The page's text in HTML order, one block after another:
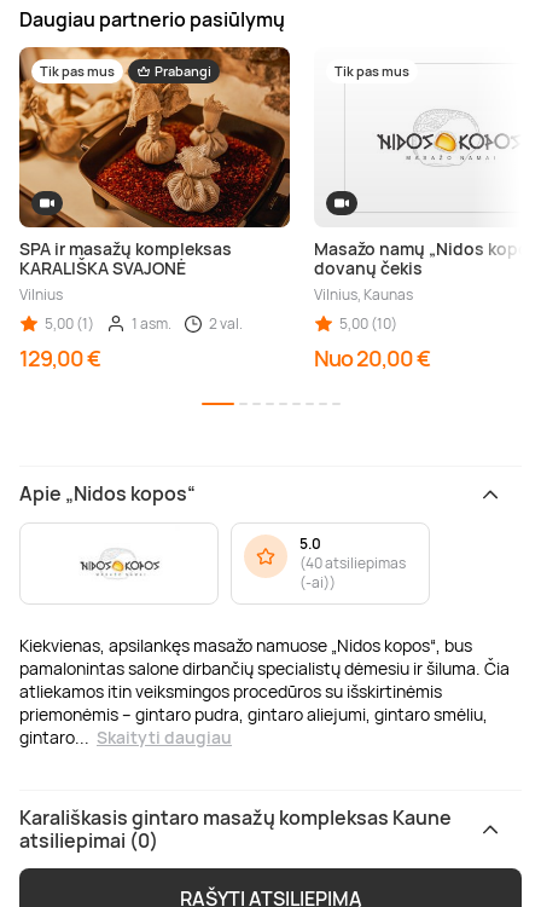
Daugiau partnerio pasiūlymų
Tik pas mus Prabangi
SPA ir masažų kompleksas
KARALIŠKA SVAJONĖ
Vilnius
5,00 (1)
1 asm. 2 val.
129,00 €
Tik pas mus
Masažo namų „Nidos
dovanų čekis
Vilnius, Kaunas
5,00 (10)
Nuo 20,00 €
Apie „Nidos kopos“
Kiekvienas, apsilankęs masažo namuose „Nidos kopos“, bus
pamalonintas salone dirbančių specialistų dėmesiu ir šiluma. Čia
atliekamos itin veiksmingos procedūros su išskirtinėmis
priemonėmis – gintaro pudra, gintaro aliejumi, gintaro smėliu,
gintaro
Skaityti daugiau
5.0
(40 atsiliepimas
(-ai))
Karališkasis gintaro masažų kompleksas Kaune
atsiliepimai (0)
RAŠYTI ATSILIEPIMĄ